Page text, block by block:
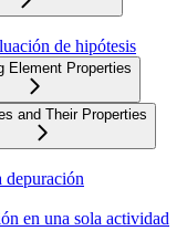
de hipótesis
Element Properties
and Their Properties
depuración
en una sola actividad